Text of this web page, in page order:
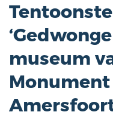
museum